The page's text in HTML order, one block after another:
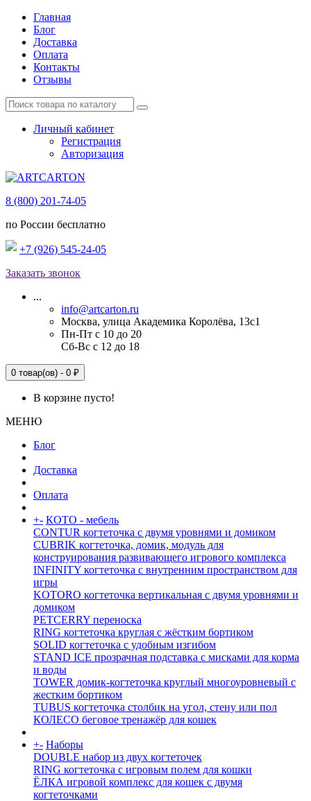
Главная
Блог
Доставка
Оплата
Контакты
Отзывы
Личный кабинет
Регистрация
Авторизация
8 (800) 201-74-05
по России бесплатно
+7 (926) 545-24-05
Заказать звонок
...
info@artcarton.ru
Москва, улица Академика Королёва, 13с1
Пн-Пт с 10 до 20
Сб-Вс с 12 до 18
0 товар(ов) - 0 ₽
В корзине пусто!
МЕНЮ
Блог
Доставка
Оплата
+- КОТО - мебель
CONTUR когтеточка с двумя уровнями и домиком
CUBRIK когтеточка, домик, модуль для
конструирования развивающего игрового комплекса
INFINITY когтеточка с внутренним пространством для
игры
KOTORO когтеточка вертикальная с двумя уровнями и
домиком
PETCERRY переноска
RING когтеточка круглая с жёстким бортиком
SOLID когтеточка с удобным изгибом
STAND ICE прозрачная подставка с мисками для корма
и воды
TOWER домик-когтеточка круглый многоуровневый с
жестким бортиком
TUBUS когтеточка столбик на угол, стену или пол
КОЛЕСО беговое тренажёр для кошек
+- Наборы
DOUBLE набор из двух когтеточек
RING когтеточка c игровым полем для кошки
ЁЛКА игровой комплекс для кошек с двумя
когтеточками